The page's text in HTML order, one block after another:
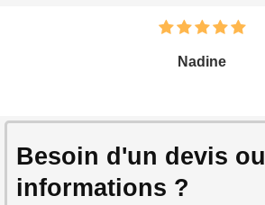
Nadine
Besoin d'un devis ou
informations ?